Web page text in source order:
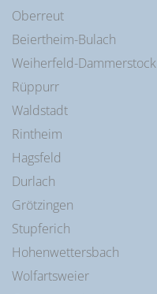
Oberreut
Beiertheim-Bulach
Weiherfeld-Dammerstock
Rüppurr
Waldstadt
Rintheim
Hagsfeld
Durlach
Grötzingen
Stupferich
Hohenwettersbach
Wolfartsweier